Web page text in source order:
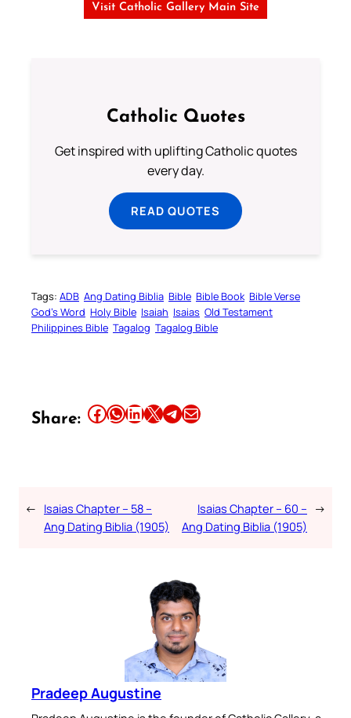
Visit Catholic Gallery Main Site
Catholic Quotes
Get inspired with uplifting Catholic quotes
every day.
READ QUOTES
Tags: ADB Ang Dating Biblia Bible Bible Book Bible Verse
God’s Word Holy Bible Isaiah Isaias Old Testament
Philippines Bible Tagalog Tagalog Bible
Share: Share this article on Facebook Share this article on WhatsApp Share this article on LinkedIn Share this article on X Share this article on TelegramEmail this Article
← Isaias Chapter – 58 –
Ang Dating Biblia (1905)
Isaias Chapter – 60 –
Ang Dating Biblia (1905)
→
Pradeep Augustine